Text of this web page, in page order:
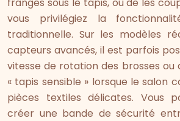
vous privilégiez la
traditionnelle. Sur les modèles
capteurs avancés, il est parfois
vitesse de rotation des brosses ou
« tapis sensible » lorsque le salon
pièces textiles délicates. Vous
créer une bande de sécurité